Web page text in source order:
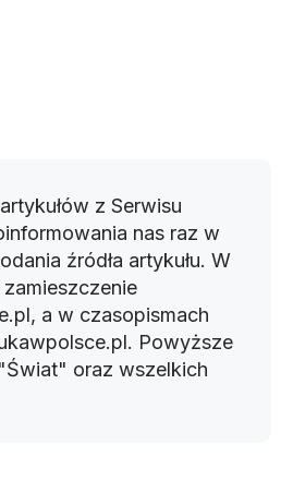
z Serwisu
nas raz w
źródła artykułu. W
a w czasopismach
Powyższe
oraz wszelkich